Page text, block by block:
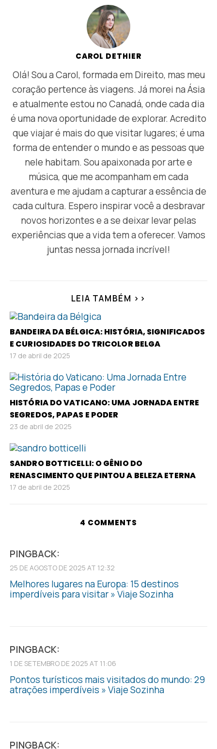
CAROL DETHIER
Olá! Sou a Carol, formada em Direito, mas meu
coração pertence às viagens. Já morei na Ásia
e atualmente estou no Canadá, onde cada dia
é uma nova oportunidade de explorar. Acredito
que viajar é mais do que visitar lugares; é uma
forma de entender o mundo e as pessoas que
nele habitam. Sou apaixonada por arte e
música, que me acompanham em cada
aventura e me ajudam a capturar a essência de
cada cultura. Espero inspirar você a desbravar
novos horizontes e a se deixar levar pelas
experiências que a vida tem a oferecer. Vamos
juntas nessa jornada incrível!
LEIA TAMBÉM >>
BANDEIRA DA BÉLGICA: HISTÓRIA, SIGNIFICADOS
E CURIOSIDADES DO TRICOLOR BELGA
17 de abril de 2025
HISTÓRIA DO VATICANO: UMA JORNADA ENTRE
SEGREDOS, PAPAS E PODER
23 de abril de 2025
SANDRO BOTTICELLI: O GÊNIO DO
RENASCIMENTO QUE PINTOU A BELEZA ETERNA
17 de abril de 2025
4 COMMENTS
PINGBACK:
25 DE AGOSTO DE 2025 AT 12:32
Melhores lugares na Europa: 15 destinos
imperdíveis para visitar » Viaje Sozinha
PINGBACK:
1 DE SETEMBRO DE 2025 AT 11:06
Pontos turísticos mais visitados do mundo: 29
atrações imperdíveis » Viaje Sozinha
PINGBACK: